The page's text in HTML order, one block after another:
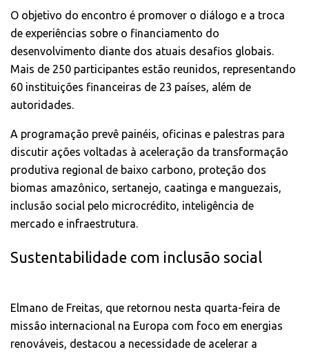
O objetivo do encontro é promover o diálogo e a troca
de experiências sobre o financiamento do
desenvolvimento diante dos atuais desafios globais.
Mais de 250 participantes estão reunidos, representando
60 instituições financeiras de 23 países, além de
autoridades.
A programação prevê painéis, oficinas e palestras para
discutir ações voltadas à aceleração da transformação
produtiva regional de baixo carbono, proteção dos
biomas amazônico, sertanejo, caatinga e manguezais,
inclusão social pelo microcrédito, inteligência de
mercado e infraestrutura.
Sustentabilidade com inclusão social
Elmano de Freitas, que retornou nesta quarta-feira de
missão internacional na Europa com foco em energias
renováveis, destacou a necessidade de acelerar a